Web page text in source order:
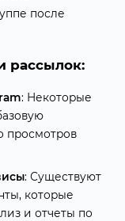
после
рассылок:
: Некоторые
просмотров
: Существуют
которые
и отчеты по